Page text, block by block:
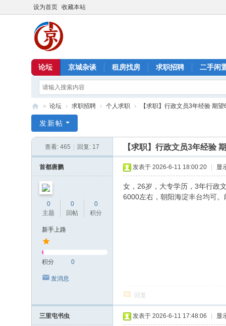
设为首页 收藏本站
论坛 京城杂谈 租房找房 求职招聘 二手闲
京
» 论坛 › 求职招聘 › 个人求职 › 【求职】行政文员3年经验 期望
发新帖
查看: 465 回复: 17 【求职】行政文员3年经验
首都唐鹏
0
主题
0
回帖
0
积分
新手上路
积分 0
发消息
发表于 2026-6-11 18:00:20 显
女，26岁，大专学历，3年行政
6000左右，朝阳海淀丰台均可。
回复
三里屯书虫 发表于 2026-6-11 17:48:06 显